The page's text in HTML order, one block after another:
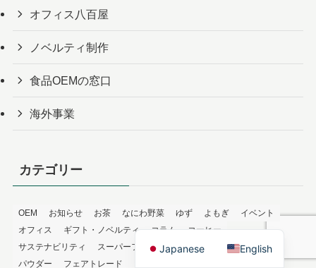
オフィス八百屋
ノベルティ制作
食品OEMの窓口
海外事業
カテゴリー
OEM お知らせ お茶 なにわ野菜 ゆず よもぎ
イベント
オフィス
ギフト・ノベルティ コラム
コーヒー
サステナビリティ
スーパーフード ドライフルーツ
ノベルティ
パウダー
フェアトレード
Japanese English